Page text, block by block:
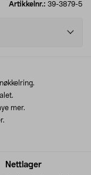
Artikkelnr.: 39-3879-5
Nettlager
mer.